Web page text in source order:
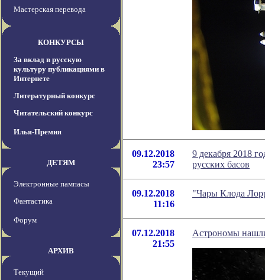
Мастерская перевода
КОНКУРСЫ
За вклад в русскую
культуру публикациями в
Интернете
Литературный конкурс
Читательский конкурс
Илья-Премия
ДЕТЯМ
Электронные пампасы
Фантастика
Форум
АРХИВ
Текущий
09.12.2018
23:57
9 декабря 2018
русских басов
09.12.2018
11:16
"Чары Клода
07.12.2018
21:55
Астрономы